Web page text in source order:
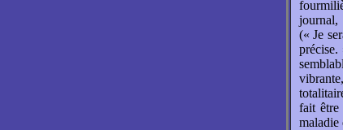
journal,
(« Je
précise.
fait être
maladie